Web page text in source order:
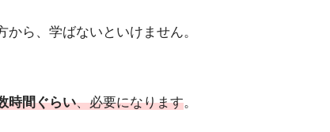
ら、学ばないといけません。
時間ぐらい、必要になります。